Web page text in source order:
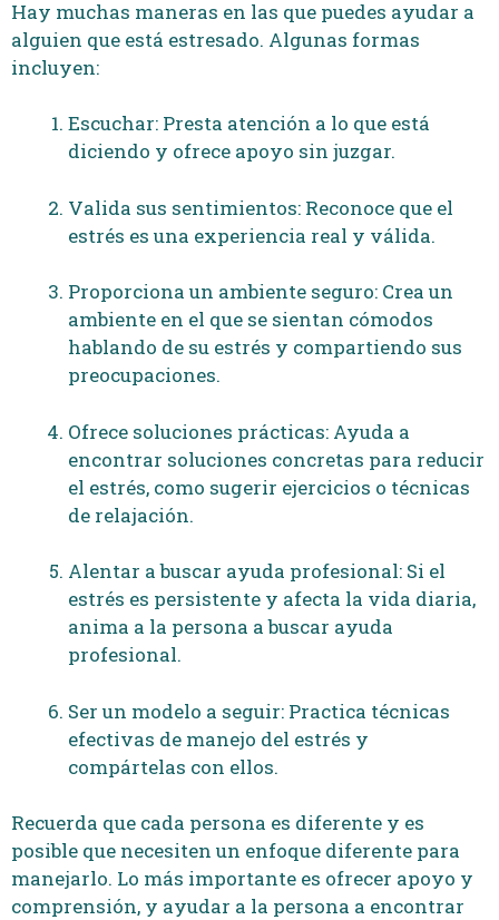
Hay muchas maneras en las que puedes ayudar a
alguien que está estresado. Algunas formas
incluyen:
Escuchar: Presta atención a lo que está
diciendo y ofrece apoyo sin juzgar.
Valida sus sentimientos: Reconoce que el
estrés es una experiencia real y válida.
Proporciona un ambiente seguro: Crea un
ambiente en el que se sientan cómodos
hablando de su estrés y compartiendo sus
preocupaciones.
Ofrece soluciones prácticas: Ayuda a
encontrar soluciones concretas para reducir
el estrés, como sugerir ejercicios o técnicas
de relajación.
Alentar a buscar ayuda profesional: Si el
estrés es persistente y afecta la vida diaria,
anima a la persona a buscar ayuda
profesional.
Ser un modelo a seguir: Practica técnicas
efectivas de manejo del estrés y
compártelas con ellos.
Recuerda que cada persona es diferente y es
posible que necesiten un enfoque diferente para
manejarlo. Lo más importante es ofrecer apoyo y
comprensión, y ayudar a la persona a encontrar